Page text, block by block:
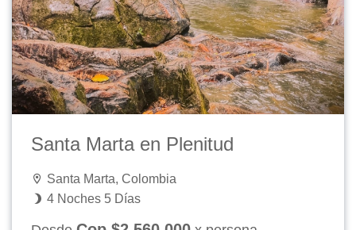
Santa Marta en Plenitud
Santa Marta, Colombia
4 Noches 5 Días